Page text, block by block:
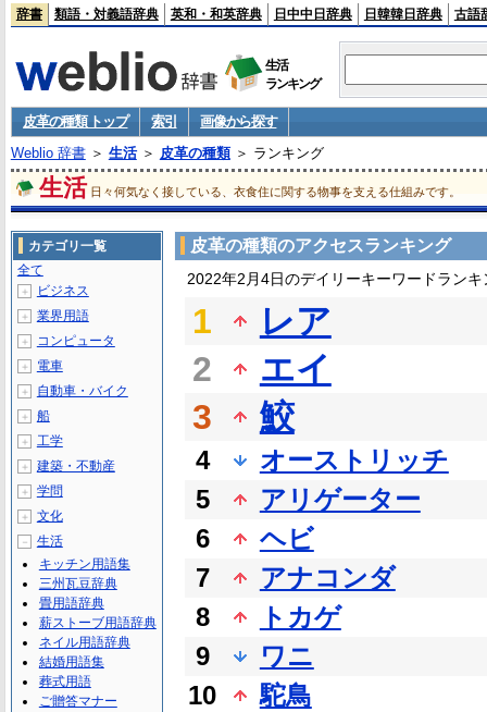
辞書 類語・対義語辞典 英和・和英辞典 日中中日辞典 日韓韓日辞典 古語
生活
ランキング
皮革の種類 トップ 索引
画像から探す
Weblio 辞書＞ 生活＞ 皮革の種類＞ ランキング
生活 日々何気なく接している、衣食住に関する物事を支える仕組みです。
皮革の種類のアクセスランキング
2022年2月4日のデイリーキーワードランキ
1
レア
2
エイ
3
鮫
4
オーストリッチ
5
アリゲーター
6
ヘビ
7
アナコンダ
8
トカゲ
9
ワニ
10
駝鳥
カテゴリ一覧
全て
＋ ビジネス
＋ 業界用語
＋ コンピュータ
＋ 電車
＋ 自動車・バイク
＋ 船
＋ 工学
＋ 建築・不動産
＋ 学問
＋ 文化
－
生活
キッチン用語集
三州瓦豆辞典
畳用語辞典
薪ストーブ用語辞典
ネイル用語辞典
結婚用語集
葬式用語
ご贈答マナー